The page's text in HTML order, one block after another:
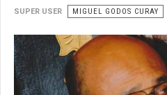
SUPER USER MIGUEL GODOS CURAY